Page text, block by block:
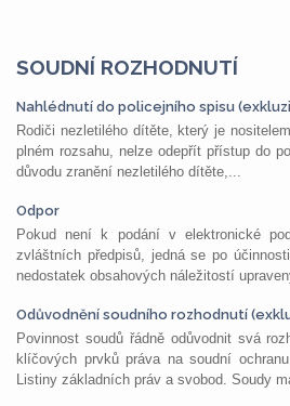
SOUDNÍ ROZHODNUTÍ
Nahlédnutí do policejního spisu
Rodiči nezletilého dítěte, který je
plném rozsahu, nelze odepřít přístup do
důvodu zranění nezletilého dítěte,...
Odpor
Pokud není k podání v elektronické
zvláštních předpisů, jedná se po
nedostatek obsahových náležitostí
Odůvodnění soudního rozhodnutí
Povinnost soudů řádně odůvodnit svá
klíčových prvků práva na soudní
Listiny základních práv a svobod. Soudy